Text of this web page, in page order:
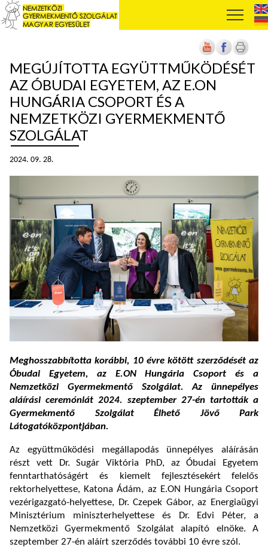
MEGÚJÍTOTTA EGYÜTTMŰKÖDÉSÉT
AZ ÓBUDAI EGYETEM, AZ E.ON
HUNGÁRIA CSOPORT ÉS A
NEMZETKÖZI GYERMEKMENTŐ
SZOLGÁLAT
2024. 09. 28.
Meghosszabbította korábbi, 10 évre kötött szerződését az
Óbudai Egyetem, az E.ON Hungária Csoport és a
Nemzetközi Gyermekmentő Szolgálat. Az ünnepélyes
aláírási ceremóniát 2024. szeptember 27-én tartották a
Gyermekmentő Szolgálat Élhető Jövő Park
Látogatóközpontjában.
Az együttműködési megállapodás ünnepélyes aláírásán
részt vett Dr. Sugár Viktória PhD, az Óbudai Egyetem
fenntarthatóságért és kiemelt fejlesztésekért felelős
rektorhelyettese, Katona Ádám, az E.ON Hungária Csoport
vezérigazgató-helyettese, Dr. Czepek Gábor, az Energiaügyi
Minisztérium miniszterhelyettese és Dr. Edvi Péter, a
Nemzetközi Gyermekmentő Szolgálat alapító elnöke. A
szeptember 27-én aláírt szerződés további 10 évre szól.